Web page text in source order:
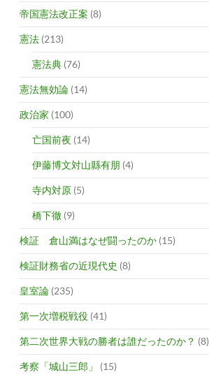
帝国憲法改正案 (8)
憲法 (213)
憲法典 (76)
憲法無効論 (14)
政治家 (100)
亡国前夜 (14)
伊藤博文対山縣有朋 (4)
寺内対原 (5)
橋下徹 (9)
検証 倉山満はなぜ闘ったのか (15)
検証財務省の近現代史 (8)
皇室論 (235)
第一次増税戦役 (41)
第二次世界大戦の勝者は誰だったのか？ (8)
考察「城山三郎」 (15)